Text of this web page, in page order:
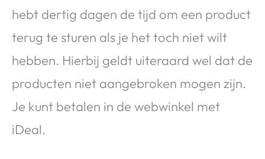
hebt dertig dagen de tijd om een product
terug te sturen als je het toch niet wilt
hebben. Hierbij geldt uiteraard wel dat de
producten niet aangebroken mogen zijn.
Je kunt betalen in de webwinkel met
iDeal.